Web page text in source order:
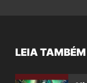
LEIA TAMBÉM